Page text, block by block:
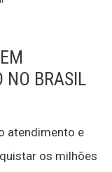
NO BRASIL
atendimento e
os milhões